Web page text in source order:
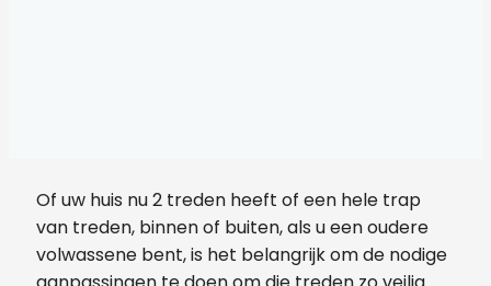
Of uw huis nu 2 treden heeft of een hele trap
van treden, binnen of buiten, als u een oudere
volwassene bent, is het belangrijk om de nodige